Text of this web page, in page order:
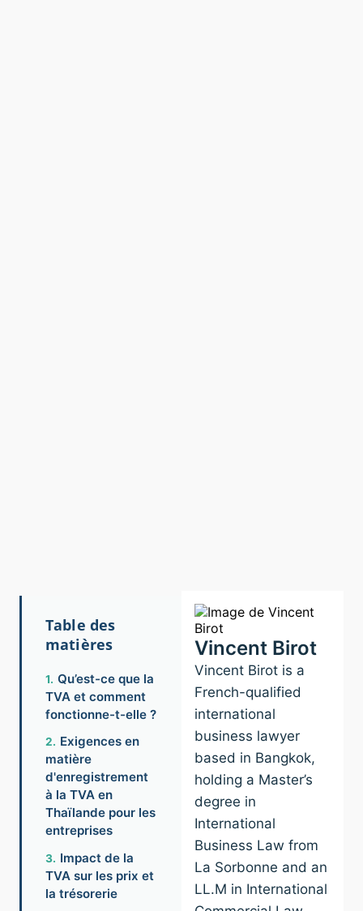
Table des
matières
Qu’est-ce que la
TVA et comment
fonctionne-t-elle ?
Exigences en
matière
d'enregistrement
à la TVA en
Thaïlande pour les
entreprises
Impact de la
TVA sur les prix et
la trésorerie
Vincent Birot
Vincent Birot is a
French-qualified
international
business lawyer
based in Bangkok,
holding a Master’s
degree in
International
Business Law from
La Sorbonne and an
LL.M in International